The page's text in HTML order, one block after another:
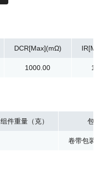
DCR[Max](mΩ)
1000.00
组件重量（克） 包装
卷带包装